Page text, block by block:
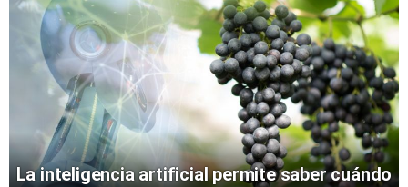
La inteligencia artificial permite saber cuándo